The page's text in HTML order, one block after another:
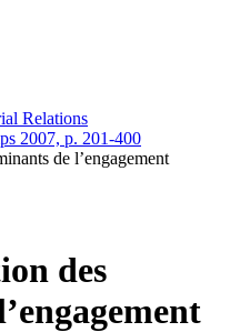
Relations
2007, p. 201-400
de l’engagement
des